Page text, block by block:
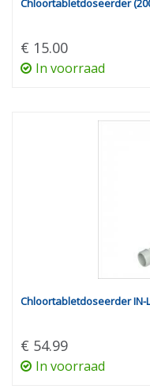
€ 15.00
In voorraad
Chloortabletdoseerder IN-
€ 54.99
In voorraad